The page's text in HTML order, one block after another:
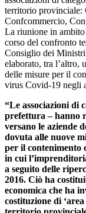
territorio provinciale:
Confcommercio,
La riunione in
corso del confronto
Consiglio dei Ministri
elaborato, tra l’altro,
delle misure per il
virus Covid-19 negli
“Le associazioni di
prefettura – hanno
versano le aziende
dovuta alle nuove
per il contenimento
in cui
a seguito delle
2016. Ciò ha
economica che ha
costituzione di